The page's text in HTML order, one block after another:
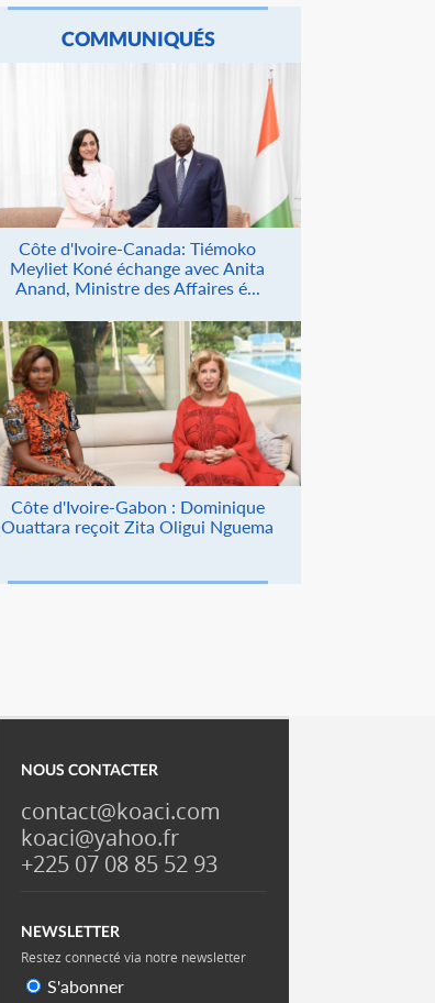
COMMUNIQUÉS
Côte d'Ivoire-Canada: Tiémoko
Meyliet Koné échange avec Anita
Anand, Ministre des Affaires é...
Côte d'Ivoire-Gabon : Dominique
Ouattara reçoit Zita Oligui Nguema
NOUS CONTACTER
contact@koaci.com
koaci@yahoo.fr
+225 07 08 85 52 93
NEWSLETTER
Restez connecté via notre newsletter
S'abonner